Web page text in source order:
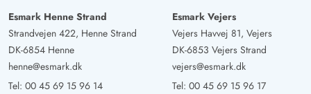
Esmark Henne Strand
Strandvejen 422, Henne Strand
DK-6854 Henne
henne@esmark.dk
Tel: 00 45 69 15 96 14
Esmark Vejers
Vejers Havvej 81, Vejers
DK-6853 Vejers Strand
vejers@esmark.dk
Tel: 00 45 69 15 96 17